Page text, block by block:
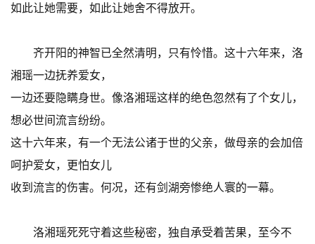
如此让她需要，如此让她舍不得放开。
齐开阳的神智已全然清明，只有怜惜。这十六年来，洛
湘瑶一边抚养爱女，
一边还要隐瞒身世。像洛湘瑶这样的绝色忽然有了个女儿，
想必世间流言纷纷。
这十六年来，有一个无法公诸于世的父亲，做母亲的会加倍
呵护爱女，更怕女儿
收到流言的伤害。何况，还有剑湖旁惨绝人寰的一幕。
洛湘瑶死死守着这些秘密，独自承受着苦果，至今不